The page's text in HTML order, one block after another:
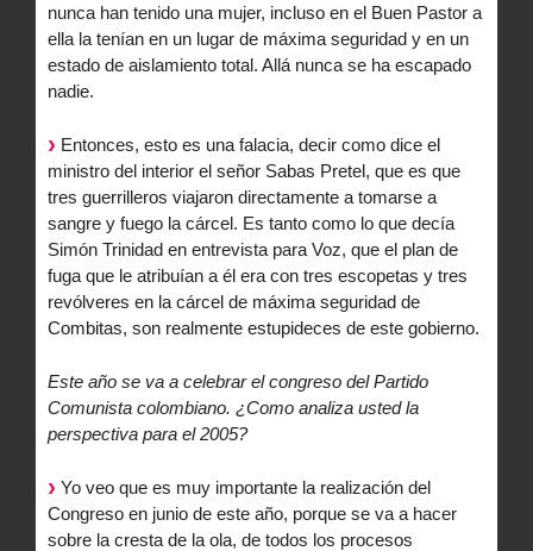
nunca han tenido una mujer, incluso en el Buen Pastor a
ella la tenían en un lugar de máxima seguridad y en un
estado de aislamiento total. Allá nunca se ha escapado
nadie.
Entonces, esto es una falacia, decir como dice el
ministro del interior el señor Sabas Pretel, que es que
tres guerrilleros viajaron directamente a tomarse a
sangre y fuego la cárcel. Es tanto como lo que decía
Simón Trinidad en entrevista para Voz, que el plan de
fuga que le atribuían a él era con tres escopetas y tres
revólveres en la cárcel de máxima seguridad de
Combitas, son realmente estupideces de este gobierno.
Este año se va a celebrar el congreso del Partido
Comunista colombiano. ¿Como analiza usted la
perspectiva para el 2005?
Yo veo que es muy importante la realización del
Congreso en junio de este año, porque se va a hacer
sobre la cresta de la ola, de todos los procesos